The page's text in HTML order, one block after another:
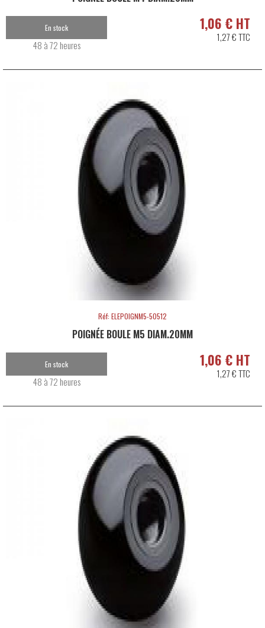
1,06 € HT
1,27 € TTC
En stock
48 à 72 heures
Réf: ELEPOIGNM5-50512
POIGNÉE BOULE M5 DIAM.20MM
1,06 € HT
1,27 € TTC
En stock
48 à 72 heures